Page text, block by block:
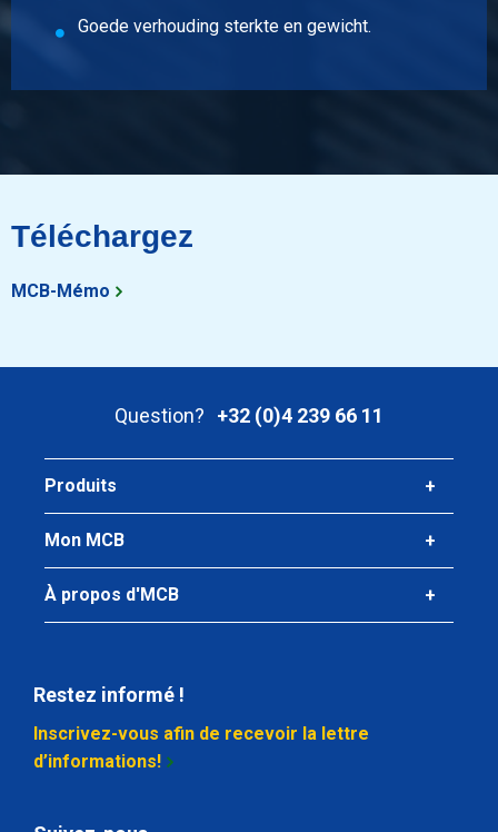
Goede verhouding sterkte en gewicht.
Téléchargez
MCB-Mémo
Question? +32 (0)4 239 66 11
Produits
Mon MCB
À propos d'MCB
Restez informé !
Inscrivez-vous afin de recevoir la lettre
d’informations!